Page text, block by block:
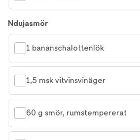
Ndujasmör
1 bananschalottenlök
1,5 msk vitvinsvinäger
60 g smör, rumstempererat